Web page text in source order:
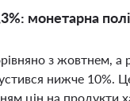
монетарна
з жовтнем, а
нижче 10%.
цін на продукти